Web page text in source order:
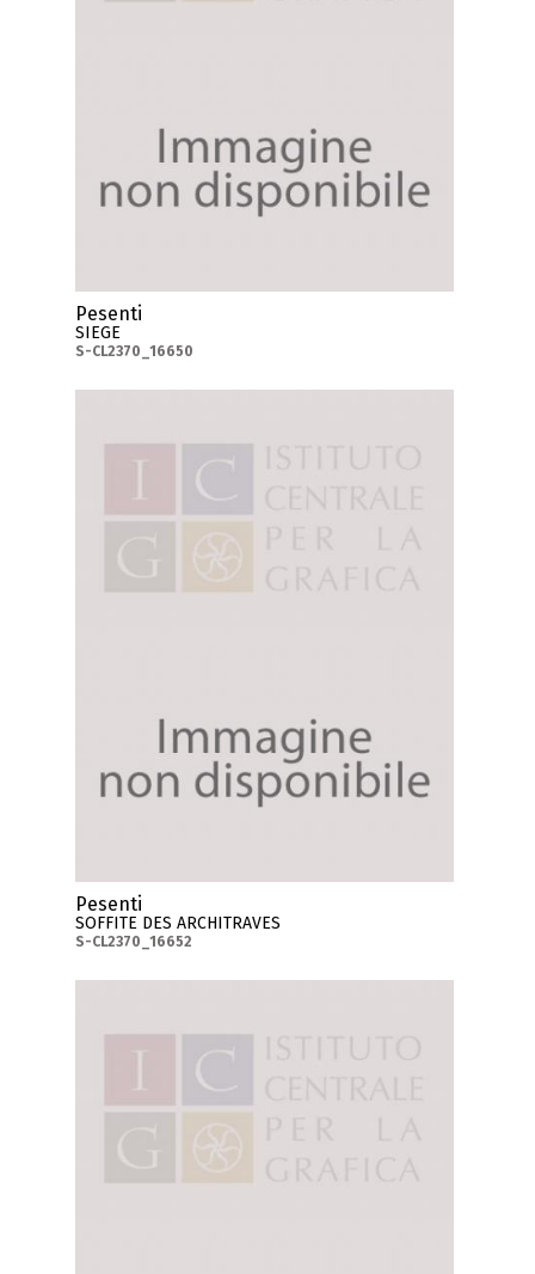
Pesenti
SIEGE
S-CL2370_16650
Pesenti
SOFFITE DES ARCHITRAVES
S-CL2370_16652